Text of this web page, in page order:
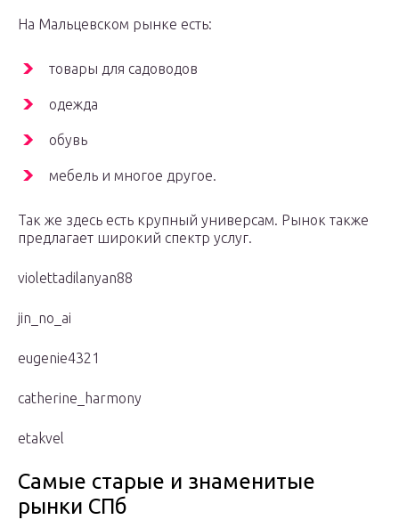
На Мальцевском рынке есть:
товары для садоводов
одежда
обувь
мебель и многое другое.
Так же здесь есть крупный универсам. Рынок также
предлагает широкий спектр услуг.
violettadilanyan88
jin_no_ai
eugenie4321
catherine_harmony
etakvel
Самые старые и знаменитые
рынки СПб